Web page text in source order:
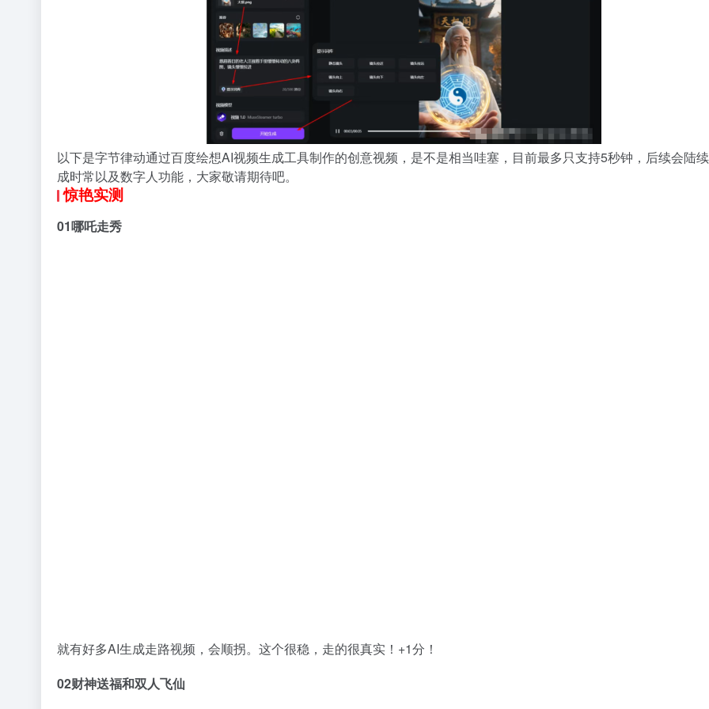
以下是字节律动通过百度绘想AI视频生成工具制作的创意视频，是不是相当哇塞，目前最多只支持5秒钟，后续会陆
成时常以及数字人功能，大家敬请期待吧。
惊艳实测
01哪吒走秀
就有好多AI生成走路视频，会顺拐。这个很稳，走的很真实！+1分！
02财神送福和双人飞仙